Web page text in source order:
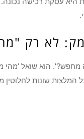
לא רק
מחפש?'. הוא שואל
המלצות שונות